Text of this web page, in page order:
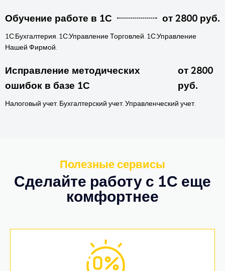
Обучение работе в 1С от 2800 руб.
1С:Бухгалтерия. 1С:Управление Торговлей. 1С:Управление
Нашей Фирмой.
Исправление методических
ошибок в базе 1С
от 2800
руб.
Налоговый учет. Бухгалтерский учет. Управленческий учет.
Полезные сервисы
Сделайте работу с 1С еще
комфортнее